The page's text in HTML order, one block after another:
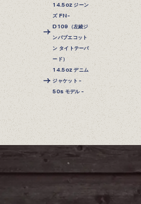
14.5oz ジーン
ズ FN-
D109（左綾ジ
ンバブエコット
ン タイトテーパ
ード）
14.5oz デニム
ジャケット -
50s モデル -